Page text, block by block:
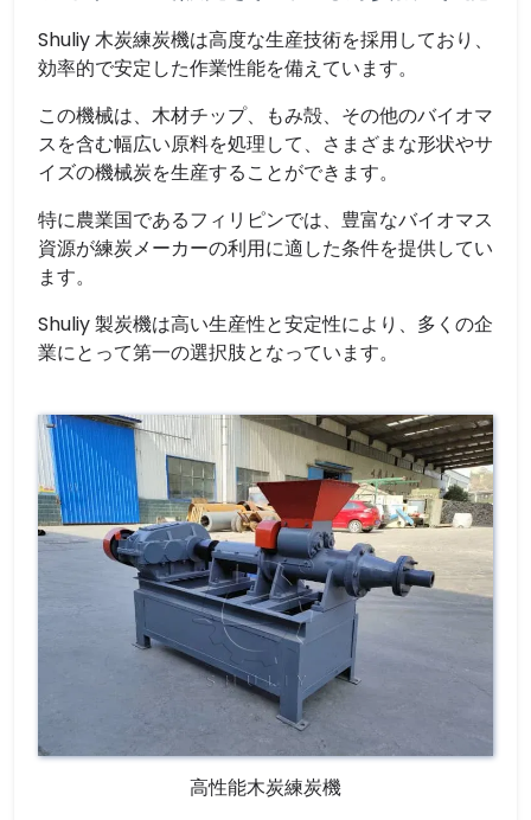
Shuliy 木炭練炭機は高度な生産技術を採用しており、
効率的で安定した作業性能を備えています。
この機械は、木材チップ、もみ殻、その他のバイオマ
スを含む幅広い原料を処理して、さまざまな形状やサ
イズの機械炭を生産することができます。
特に農業国であるフィリピンでは、豊富なバイオマス
資源が練炭メーカーの利用に適した条件を提供してい
ます。
Shuliy 製炭機は高い生産性と安定性により、多くの企
業にとって第一の選択肢となっています。
高性能木炭練炭機